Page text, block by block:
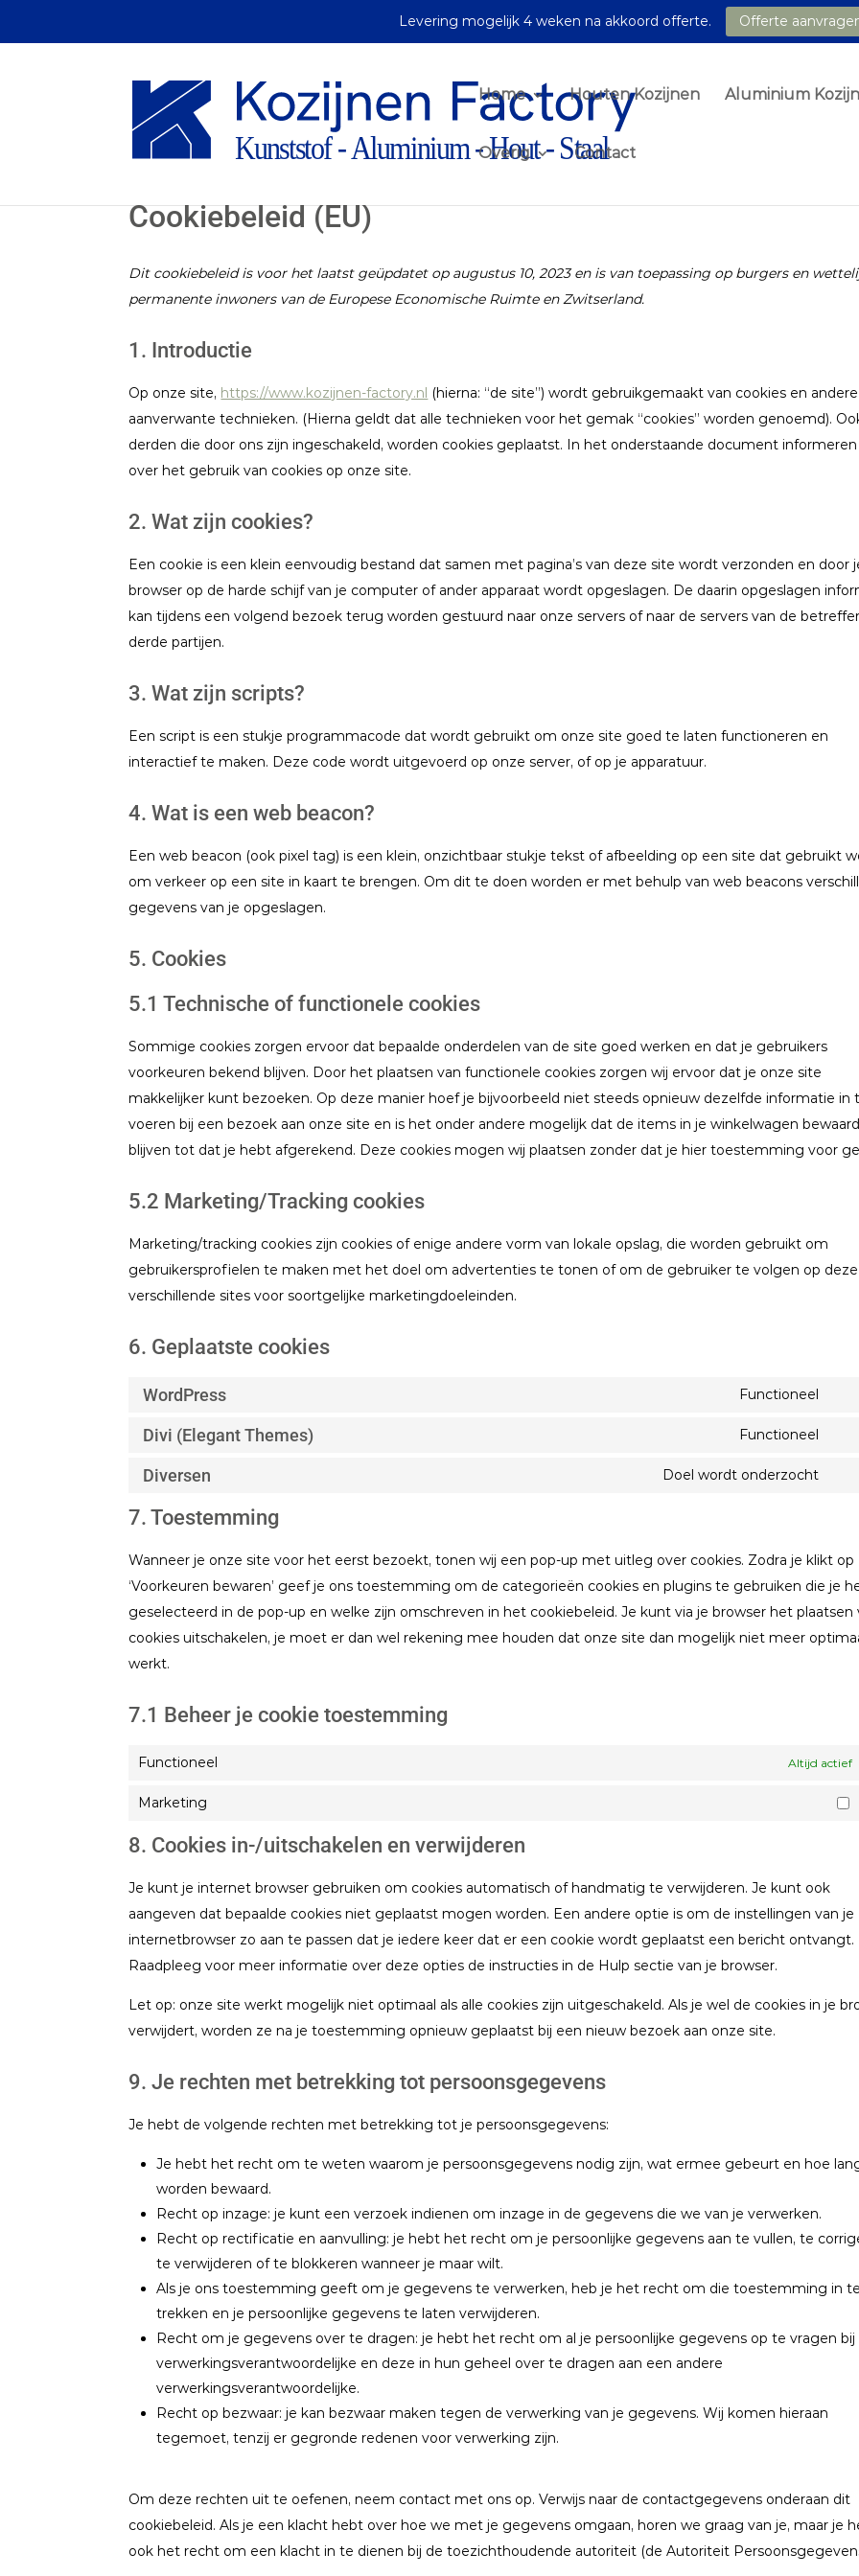
Home Houten Kozijnen Aluminium
Overig Contact
Cookiebeleid (EU)
Dit cookiebeleid is voor het laatst geüpdatet op augustus 10, 2023 en is van toepassing op burgers en
permanente inwoners van de Europese Economische Ruimte en Zwitserland.
1. Introductie
Op onze site, https://www.kozijnen-factory.nl (hierna: “de site”) wordt gebruikgemaakt van cookies en andere
aanverwante technieken. (Hierna geldt dat alle technieken voor het gemak “cookies” worden genoemd).
derden die door ons zijn ingeschakeld, worden cookies geplaatst. In het onderstaande document informeren
over het gebruik van cookies op onze site.
2. Wat zijn cookies?
Een cookie is een klein eenvoudig bestand dat samen met pagina’s van deze site wordt verzonden en door
browser op de harde schijf van je computer of ander apparaat wordt opgeslagen. De daarin opgeslagen
kan tijdens een volgend bezoek terug worden gestuurd naar onze servers of naar de servers van de
derde partijen.
3. Wat zijn scripts?
Een script is een stukje programmacode dat wordt gebruikt om onze site goed te laten functioneren en
interactief te maken. Deze code wordt uitgevoerd op onze server, of op je apparatuur.
4. Wat is een web beacon?
Een web beacon (ook pixel tag) is een klein, onzichtbaar stukje tekst of afbeelding op een site dat gebruikt
om verkeer op een site in kaart te brengen. Om dit te doen worden er met behulp van web beacons
gegevens van je opgeslagen.
5. Cookies
5.1 Technische of functionele cookies
Sommige cookies zorgen ervoor dat bepaalde onderdelen van de site goed werken en dat je gebruikers
voorkeuren bekend blijven. Door het plaatsen van functionele cookies zorgen wij ervoor dat je onze site
makkelijker kunt bezoeken. Op deze manier hoef je bijvoorbeeld niet steeds opnieuw dezelfde informatie in
voeren bij een bezoek aan onze site en is het onder andere mogelijk dat de items in je winkelwagen bewaard
blijven tot dat je hebt afgerekend. Deze cookies mogen wij plaatsen zonder dat je hier toestemming voor
5.2 Marketing/Tracking cookies
Marketing/tracking cookies zijn cookies of enige andere vorm van lokale opslag, die worden gebruikt om
gebruikersprofielen te maken met het doel om advertenties te tonen of om de gebruiker te volgen op
verschillende sites voor soortgelijke marketingdoeleinden.
6. Geplaatste cookies
WordPress Functioneel
Divi (Elegant Themes) Functioneel
Diversen Doel wordt onderzocht
7. Toestemming
Wanneer je onze site voor het eerst bezoekt, tonen wij een pop-up met uitleg over cookies. Zodra je klikt op
‘Voorkeuren bewaren’ geef je ons toestemming om de categorieën cookies en plugins te gebruiken die je
geselecteerd in de pop-up en welke zijn omschreven in het cookiebeleid. Je kunt via je browser het plaatsen
cookies uitschakelen, je moet er dan wel rekening mee houden dat onze site dan mogelijk niet meer
werkt.
7.1 Beheer je cookie toestemming
Functioneel Altijd actief
Marketing
8. Cookies in-/uitschakelen en verwijderen
Je kunt je internet browser gebruiken om cookies automatisch of handmatig te verwijderen. Je kunt ook
aangeven dat bepaalde cookies niet geplaatst mogen worden. Een andere optie is om de instellingen van je
internetbrowser zo aan te passen dat je iedere keer dat er een cookie wordt geplaatst een bericht ontvangt.
Raadpleeg voor meer informatie over deze opties de instructies in de Hulp sectie van je browser.
Let op: onze site werkt mogelijk niet optimaal als alle cookies zijn uitgeschakeld. Als je wel de cookies in je
verwijdert, worden ze na je toestemming opnieuw geplaatst bij een nieuw bezoek aan onze site.
9. Je rechten met betrekking tot persoonsgegevens
Je hebt de volgende rechten met betrekking tot je persoonsgegevens:
Je hebt het recht om te weten waarom je persoonsgegevens nodig zijn, wat ermee gebeurt en hoe
worden bewaard.
Recht op inzage: je kunt een verzoek indienen om inzage in de gegevens die we van je verwerken.
Recht op rectificatie en aanvulling: je hebt het recht om je persoonlijke gegevens aan te vullen, te
te verwijderen of te blokkeren wanneer je maar wilt.
Als je ons toestemming geeft om je gegevens te verwerken, heb je het recht om die toestemming in te
trekken en je persoonlijke gegevens te laten verwijderen.
Recht om je gegevens over te dragen: je hebt het recht om al je persoonlijke gegevens op te vragen bij
verwerkingsverantwoordelijke en deze in hun geheel over te dragen aan een andere
verwerkingsverantwoordelijke.
Recht op bezwaar: je kan bezwaar maken tegen de verwerking van je gegevens. Wij komen hieraan
tegemoet, tenzij er gegronde redenen voor verwerking zijn.
Om deze rechten uit te oefenen, neem contact met ons op. Verwijs naar de contactgegevens onderaan dit
cookiebeleid. Als je een klacht hebt over hoe we met je gegevens omgaan, horen we graag van je, maar je
ook het recht om een klacht in te dienen bij de toezichthoudende autoriteit (de Autoriteit
Levering mogelijk 4 weken na akkoord offerte. Offerte